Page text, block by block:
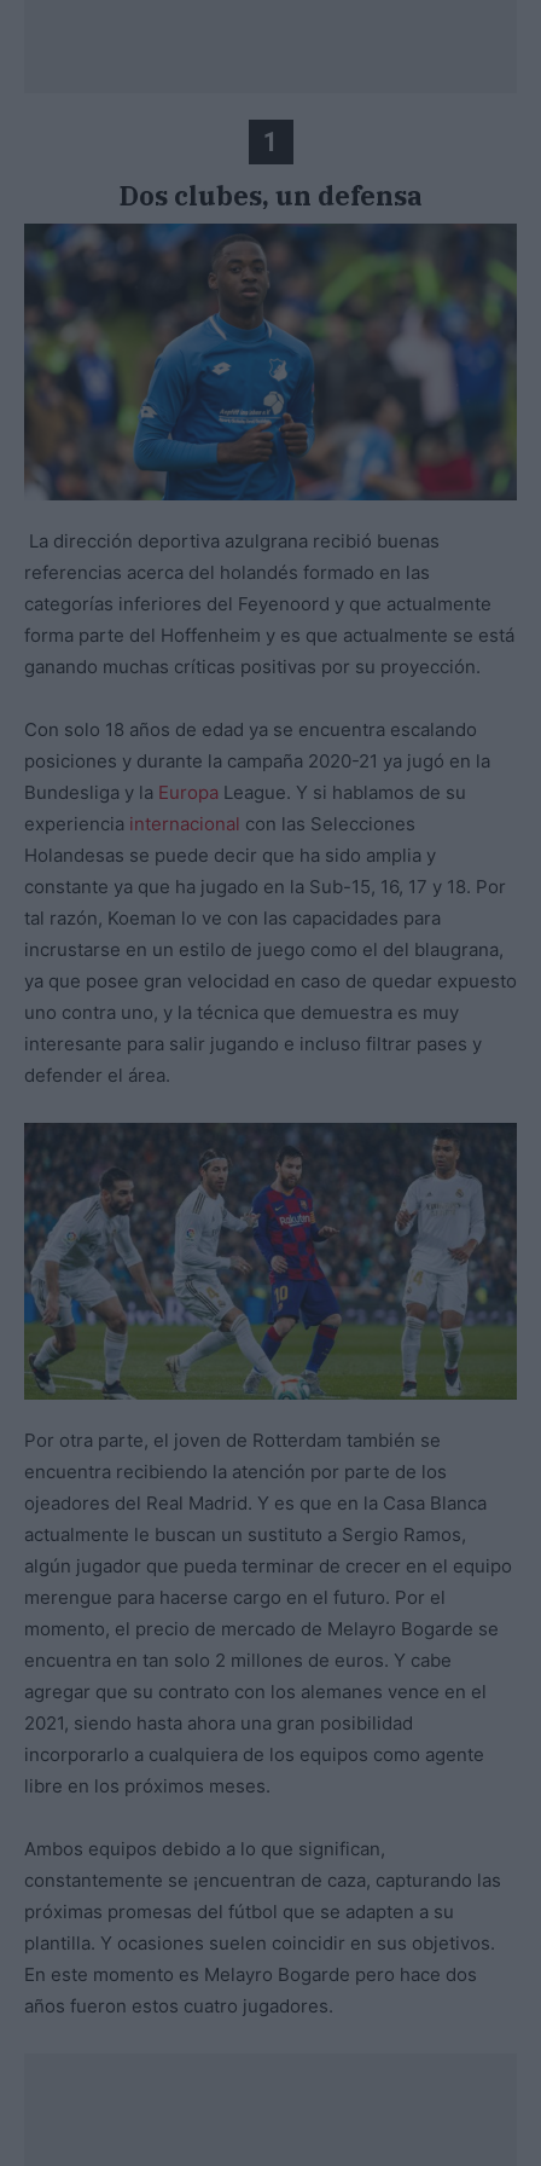
1
Dos clubes, un defensa
La dirección deportiva azulgrana recibió buenas
referencias acerca del holandés formado en las
categorías inferiores del Feyenoord y que actualmente
forma parte del Hoffenheim y es que actualmente se está
ganando muchas críticas positivas por su proyección.
Con solo 18 años de edad ya se encuentra escalando
posiciones y durante la campaña 2020-21 ya jugó en la
Bundesliga y la Europa League. Y si hablamos de su
experiencia internacional con las Selecciones
Holandesas se puede decir que ha sido amplia y
constante ya que ha jugado en la Sub-15, 16, 17 y 18. Por
tal razón, Koeman lo ve con las capacidades para
incrustarse en un estilo de juego como el del blaugrana,
ya que posee gran velocidad en caso de quedar expuesto
uno contra uno, y la técnica que demuestra es muy
interesante para salir jugando e incluso filtrar pases y
defender el área.
Por otra parte, el joven de Rotterdam también se
encuentra recibiendo la atención por parte de los
ojeadores del Real Madrid. Y es que en la Casa Blanca
actualmente le buscan un sustituto a Sergio Ramos,
algún jugador que pueda terminar de crecer en el equipo
merengue para hacerse cargo en el futuro. Por el
momento, el precio de mercado de Melayro Bogarde se
encuentra en tan solo 2 millones de euros. Y cabe
agregar que su contrato con los alemanes vence en el
2021, siendo hasta ahora una gran posibilidad
incorporarlo a cualquiera de los equipos como agente
libre en los próximos meses.
Ambos equipos debido a lo que significan,
constantemente se ¡encuentran de caza, capturando las
próximas promesas del fútbol que se adapten a su
plantilla. Y ocasiones suelen coincidir en sus objetivos.
En este momento es Melayro Bogarde pero hace dos
años fueron estos cuatro jugadores.